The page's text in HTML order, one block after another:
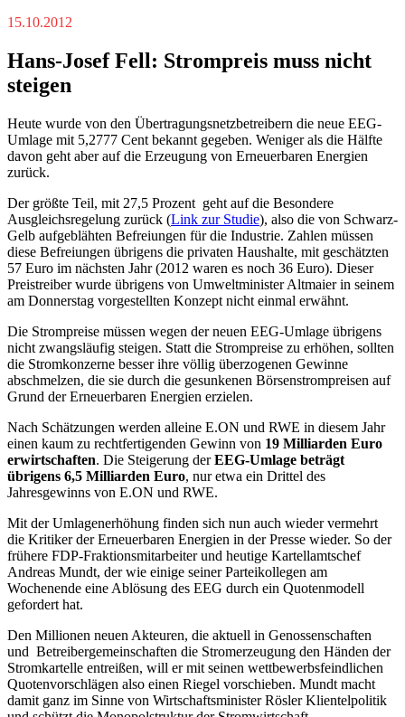
15.10.2012
Hans-Josef Fell: Strompreis muss nicht
steigen
Heute wurde von den Übertragungsnetzbetreibern die neue EEG-
Umlage mit 5,2777 Cent bekannt gegeben. Weniger als die Hälfte
davon geht aber auf die Erzeugung von Erneuerbaren Energien
zurück.
Der größte Teil, mit 27,5 Prozent geht auf die Besondere
Ausgleichsregelung zurück (Link zur Studie), also die von Schwarz-
Gelb aufgeblähten Befreiungen für die Industrie. Zahlen müssen
diese Befreiungen übrigens die privaten Haushalte, mit geschätzten
57 Euro im nächsten Jahr (2012 waren es noch 36 Euro). Dieser
Preistreiber wurde übrigens von Umweltminister Altmaier in seinem
am Donnerstag vorgestellten Konzept nicht einmal erwähnt.
Die Strompreise müssen wegen der neuen EEG-Umlage übrigens
nicht zwangsläufig steigen. Statt die Strompreise zu erhöhen, sollten
die Stromkonzerne besser ihre völlig überzogenen Gewinne
abschmelzen, die sie durch die gesunkenen Börsenstrompreisen auf
Grund der Erneuerbaren Energien erzielen.
Nach Schätzungen werden alleine E.ON und RWE in diesem Jahr
einen kaum zu rechtfertigenden Gewinn von 19 Milliarden Euro
erwirtschaften. Die Steigerung derEEG-Umlage beträgt
übrigens 6,5 Milliarden Euro, nur etwa ein Drittel des
Jahresgewinns von E.ON und RWE.
Mit der Umlagenerhöhung finden sich nun auch wieder vermehrt
die Kritiker der Erneuerbaren Energien in der Presse wieder. So der
frühere FDP-Fraktionsmitarbeiter und heutige Kartellamtschef
Andreas Mundt, der wie einige seiner Parteikollegen am
Wochenende eine Ablösung des EEG durch ein Quotenmodell
gefordert hat.
Den Millionen neuen Akteuren, die aktuell in Genossenschaften
und Betreibergemeinschaften die Stromerzeugung den Händen der
Stromkartelle entreißen, will er mit seinen wettbewerbsfeindlichen
Quotenvorschlägen also einen Riegel vorschieben. Mundt macht
damit ganz im Sinne von Wirtschaftsminister Rösler Klientelpolitik